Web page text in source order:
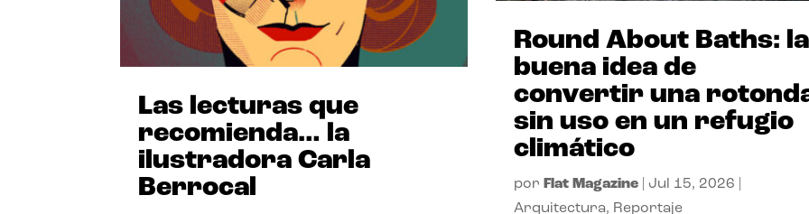
Las lecturas que
recomienda… la
ilustradora Carla
Berrocal
Round About Baths: la
buena idea de
convertir una
sin uso en un refugio
climático
por Flat Magazine| Jul 15, 2026
Arquitectura, Reportaje